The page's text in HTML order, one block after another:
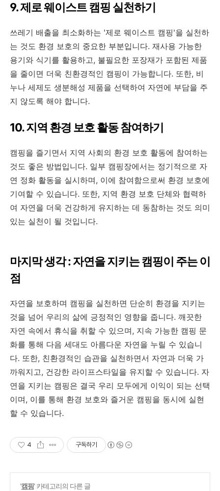
9. 제로 웨이스트 캠핑 실천하기
쓰레기 배출을 최소화하는 '제로 웨이스트 캠핑'을 실천하
는 것도 환경 보호의 중요한 부분입니다. 재사용 가능한
용기와 식기를 활용하고, 불필요한 포장재가 포함된 제품
을 줄이면 더욱 친환경적인 캠핑이 가능합니다. 또한, 비
누나 세제도 생분해성 제품을 선택하여 자연에 부담을 주
지 않도록 해야 합니다.
10. 지역 환경 보호 활동 참여하기
캠핑을 즐기면서 지역 사회의 환경 보호 활동에 참여하는
것도 좋은 방법입니다. 일부 캠핑장에서는 정기적으로 자
연 정화 활동을 실시하며, 이에 참여함으로써 환경 보호에
기여할 수 있습니다. 또한, 지역 환경 보호 단체와 협력하
여 자연을 더욱 건강하게 유지하는 데 동참하는 것도 의미
있는 실천이 될 것입니다.
마지막 생각 : 자연을 지키는 캠핑이 주는 이
점
자연을 보호하며 캠핑을 실천하면 단순히 환경을 지키는
것을 넘어 우리의 삶에 긍정적인 영향을 줍니다. 깨끗한
자연 속에서 휴식을 취할 수 있으며, 지속 가능한 캠핑 문
화를 통해 다음 세대도 아름다운 자연을 누릴 수 있습니
다. 또한, 친환경적인 습관을 실천하면서 자연과 더욱 가
까워지고, 건강한 라이프스타일을 유지할 수 있습니다. 자
연을 지키는 캠핑은 결국 우리 모두에게 이익이 되는 선택
이며, 이를 통해 환경 보호와 즐거운 캠핑을 동시에 실현
할 수 있습니다.
4 구독하기
'캠핑' 카테고리의 다른 글